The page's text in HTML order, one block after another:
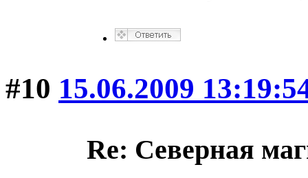
#10 15.06.2009
Re: Северная